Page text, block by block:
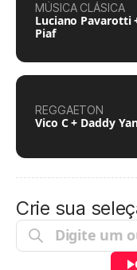
MÚSICA CLÁSICA
Luciano Pavarotti
Piaf
REGGAETON
Vico C + Daddy
Crie sua